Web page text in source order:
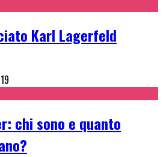
Karl Lagerfeld
chi sono e quanto